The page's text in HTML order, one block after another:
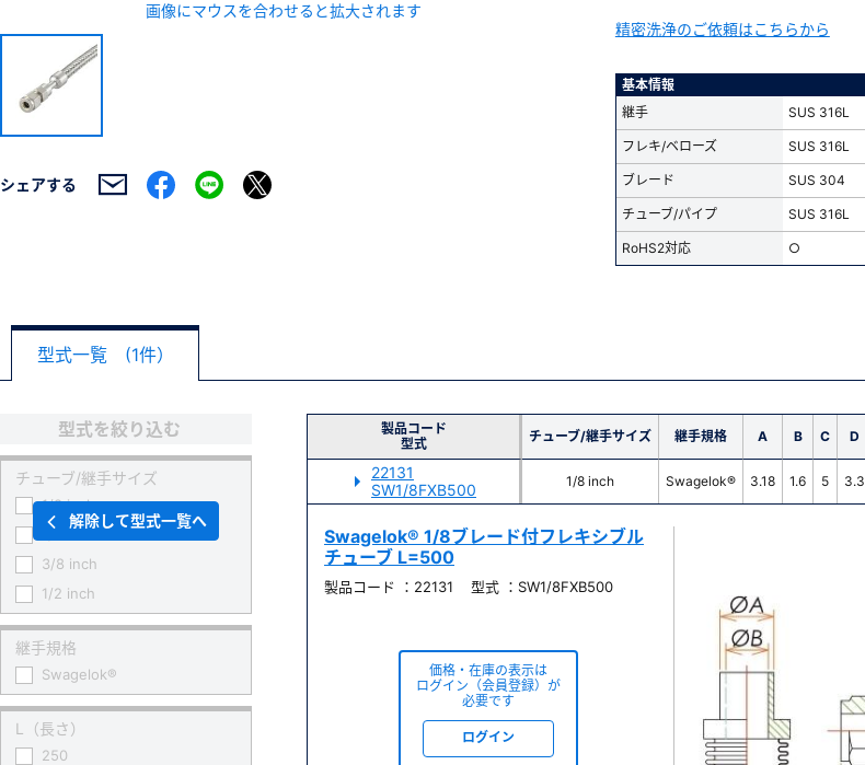
画像にマウスを合わせると拡大されます
シェアする
精密洗浄のご依頼はこちらから
基本情報
継手
SUS 316L
フレキ/ベローズ SUS 316L
ブレード SUS 304
チューブ/パイプ SUS 316L
RoHS2対応 ○
型式一覧 (1件）
製品コード
型式
チューブ/継手サイズ 継手規格 A B C D
22131
SW1/8FXB500
1/8 inch Swagelok® 3.18 1.6 5 3.3
Swagelok® 1/8ブレード付フレキシブル
チューブ L=500
製品コード ：22131 型式 ：SW1/8FXB500
価格・在庫の表示は
ログイン（会員登録）が
必要です
ログイン
型式を絞り込む
チューブ/継手サイズ
1/8 inch
1/4 inch
3/8 inch
1/2 inch
継手規格
Swagelok®
L（長さ）
250
解除して型式一覧へ